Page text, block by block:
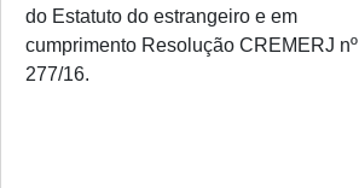
do Estatuto do estrangeiro e em
cumprimento Resolução CREMERJ nº
277/16.